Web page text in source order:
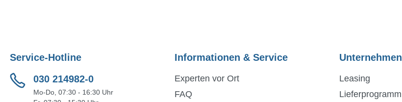
Service-Hotline
030 214982-0
Mo-Do, 07:30 - 16:30 Uhr
Informationen & Service
Experten vor Ort
FAQ
Unternehmen
Leasing
Lieferprogramm